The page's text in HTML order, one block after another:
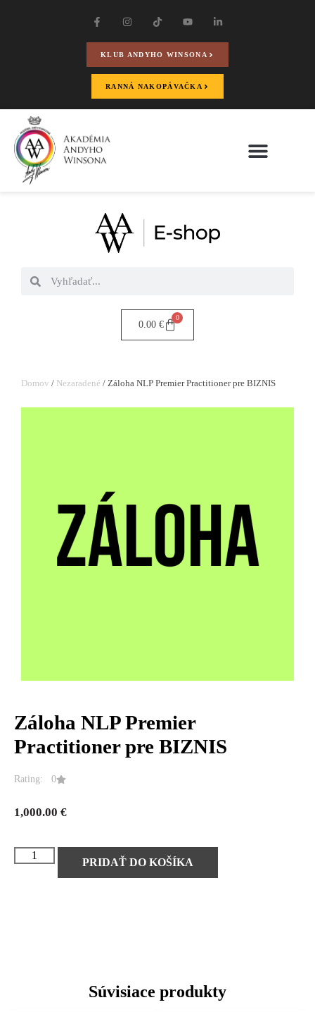
KLUB ANDYHO WINSONA
RANNÁ NAKOPÁVAČKA
0.00 €
0
Domov / Nezaradené / Záloha NLP Premier Practitioner pre BIZNIS
Záloha NLP Premier
Practitioner pre BIZNIS
Rating: 0
1,000.00 €
PRIDAŤ DO KOŠÍKA
Súvisiace produkty